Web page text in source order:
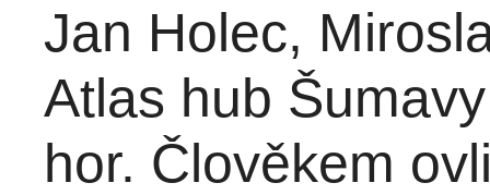
Jan Holec,
Atlas hub
hor. Člověkem